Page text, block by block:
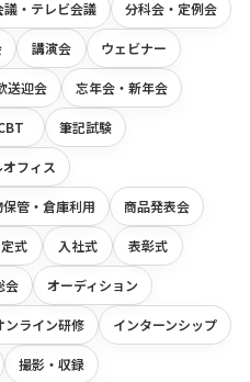
・テレビ会議 分科会・定例会
講演会 ウェビナー
送迎会 忘年会・新年会
筆記試験
フィス
管・倉庫利用 商品発表会
式 入社式 表彰式
会 オーディション
ンライン研修 インターンシップ
撮影・収録